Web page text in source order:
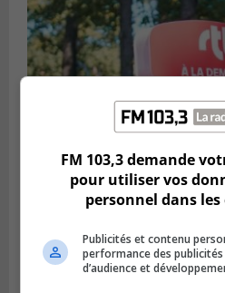
Publié le 31 juillet 2026 à 12h00
Le transport à la
de l’expansion à
FM 103,3 demande
pour utiliser vos
personnel dans
Publicités et contenu
performance des
d’audience et